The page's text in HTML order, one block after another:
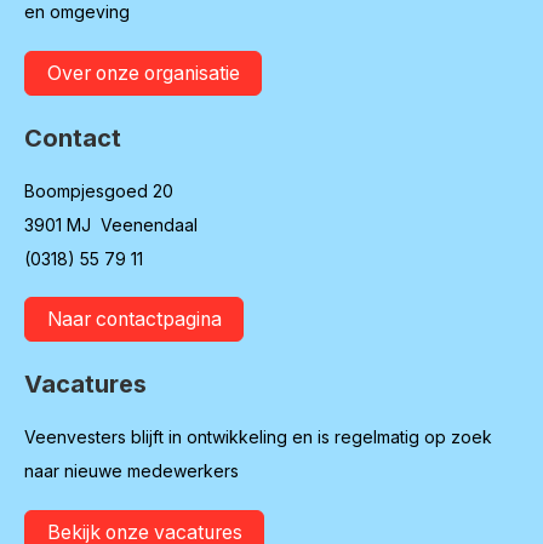
en omgeving
Over onze organisatie
Contact
Boompjesgoed 20
3901 MJ Veenendaal
(0318) 55 79 11
Naar contactpagina
Vacatures
Veenvesters blijft in ontwikkeling en is regelmatig op zoek
naar nieuwe medewerkers
Bekijk onze vacatures